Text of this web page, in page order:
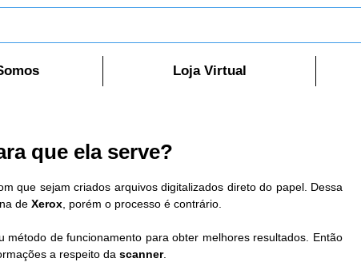
Loja Virtual
que ela serve?
que sejam criados arquivos digitalizados direto do papel. Dessa
de Xerox , porém o processo é contrário.
de funcionamento para obter melhores resultados. Então
a respeito da scanner.